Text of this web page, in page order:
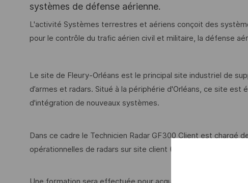
systèmes de défense aérienne.
L'activité Systèmes terrestres et aériens conçoit des
pour le contrôle du trafic aérien civil et militaire, la défense
Le site de Fleury-Orléans est le principal site industriel de
d’armes et radars. Situé à la périphérie d'Orléans, ce site
d'intégration de nouveaux systèmes.
Dans ce cadre le Technicien Radar GF300 Client est chargé
opérationnelles de radars sur site client (France en particulier)